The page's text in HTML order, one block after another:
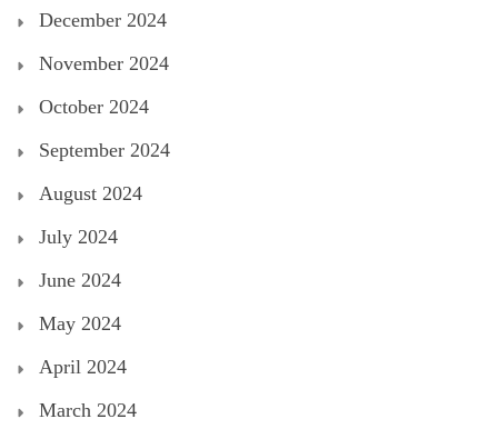
December 2024
November 2024
October 2024
September 2024
August 2024
July 2024
June 2024
May 2024
April 2024
March 2024